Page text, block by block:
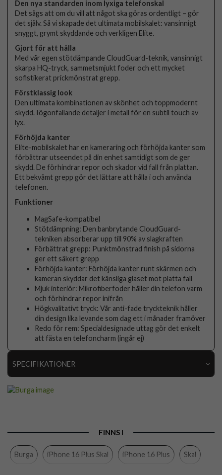
Den nya standarden inom lyxiga telefonskal
Det sägs att om du vill att något ska göras ordentligt – gör
det själv. Så vi skapade det ultimata mobilskalet: vansinnigt
snyggt, grymt skyddande och verkligen Elite.
Gjort för att hålla
Med vår egen stötdämpande CloudGuard-teknik, vansinnigt
skarpa HQ-tryck, sammetsmjukt foder och ett mycket
sofistikerat prickmönstrat grepp.
Förstklassig look
Den ultimata kombinationen av skönhet och toppmodernt
skydd. Iögonfallande detaljer i metall för en subtil touch av
lyx.
Förhöjda kanter
Elite-mobilskalet har en kameraring och förhöjda kanter som
förbättrar utseendet på din enhet samtidigt som de ger
skydd. De förhindrar repor och skador vid fall från plattan.
Ett bekvämt grepp gör det lättare att hålla i och använda
telefonen.
Funktioner
MagSafe-kompatibel
Stötdämpning: Den banbrytande CloudGuard-
tekniken absorberar upp till 90% av slagkraften
Förbättrat grepp: Punktmönstrad finish på sidorna
ger ett säkert grepp
Förhöjda kanter: Förhöjda kanter runt skärmen och
kameran skyddar det känsliga glaset mot platta fall
Mjuk interiör: Mikrofiberfoder håller din telefon varm
och förhindrar repor inifrån
Högkvalitativt tryck: Vår anti-fade tryckteknik håller
din design lika levande som dag ett i månader framöver
Redo för rem: Specialdesignade uttag gör det enkelt
att fästa en telefoncharm (ingår ej)
SPECIFIKATIONER
Färg Flerfärgad
FINNS I
Burga iPhone 16 Plus Skal iPhone 16 Plus Skal